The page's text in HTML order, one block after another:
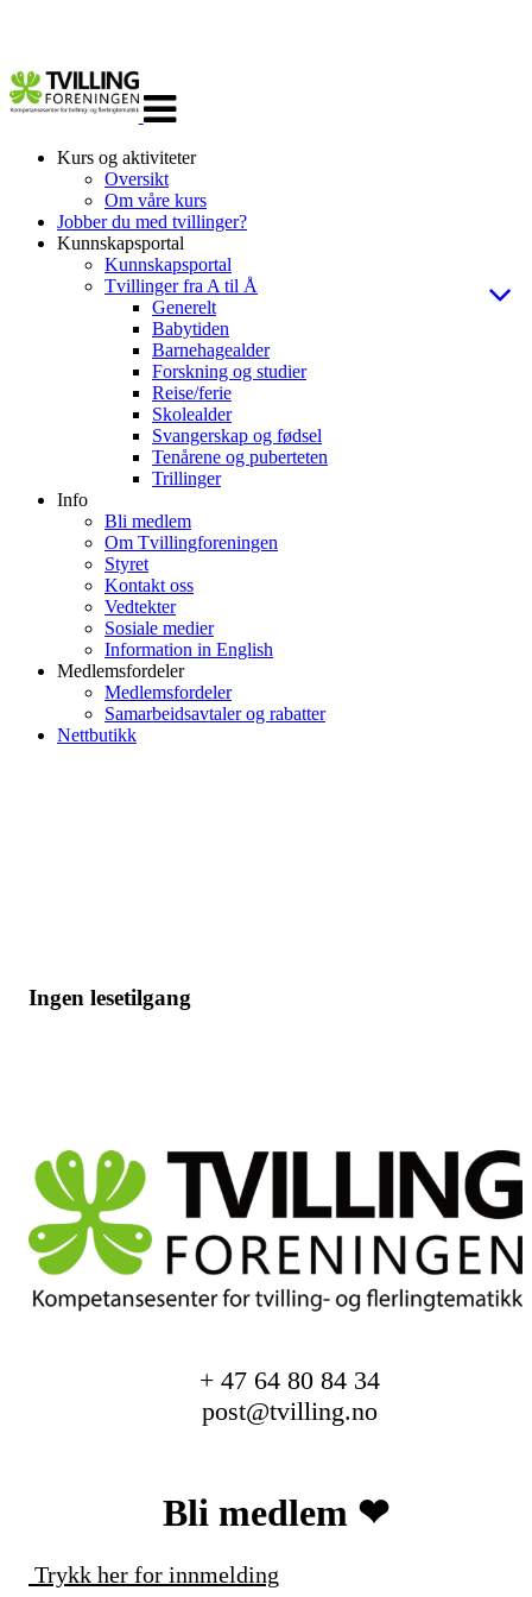
navigasjon
Kurs og aktiviteter
Oversikt
Om våre kurs
Jobber du med tvillinger?
Kunnskapsportal
Kunnskapsportal
Tvillinger fra A til Å
Generelt
Babytiden
Barnehagealder
Forskning og studier
Reise/ferie
Skolealder
Svangerskap og fødsel
Tenårene og puberteten
Trillinger
Info
Bli medlem
Om Tvillingforeningen
Styret
Kontakt oss
Vedtekter
Sosiale medier
Information in English
Medlemsfordeler
Medlemsfordeler
Samarbeidsavtaler og rabatter
Nettbutikk
Ingen lesetilgang
+ 47 64 80 84 34
post@tvilling.no
Bli medlem ❤︎
Trykk her for innmelding